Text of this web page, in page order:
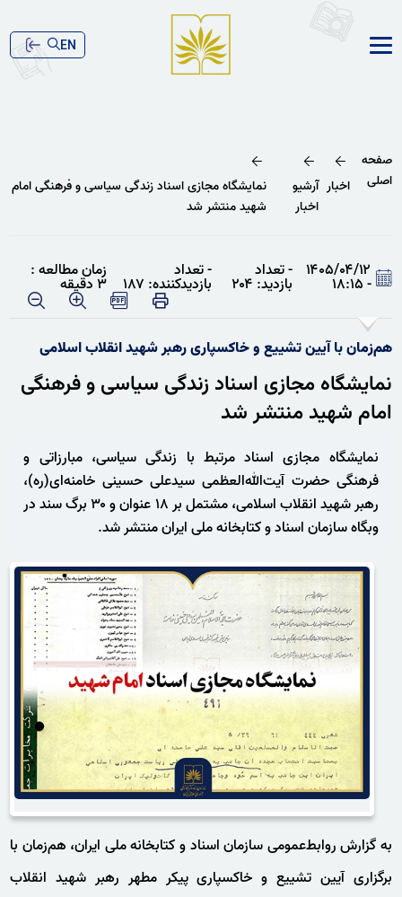
EN
صفحه
اصلی
اخبار آرشیو
اخبار
نمایشگاه مجازی اسناد زندگی سیاسی و فرهنگی امام
شهید منتشر شد
۱۴۰۵/۰۴/۱۲
- ۱۸:۱۵
- تعداد
بازدید: ۲۰۴
- تعداد
بازدیدکننده: ۱۸۷
زمان مطالعه :
۳ دقیقه
هم‌زمان با آیین تشییع و خاکسپاری رهبر شهید انقلاب اسلامی
نمایشگاه مجازی اسناد زندگی سیاسی و فرهنگی
امام شهید منتشر شد
نمایشگاه مجازی اسناد مرتبط با زندگی سیاسی، مبارزاتی و
فرهنگی حضرت آیت‌الله‌العظمی سیدعلی حسینی خامنه‌ای(ره)،
رهبر شهید انقلاب اسلامی، مشتمل بر ۱۸ عنوان و ۳۰ برگ سند در
وبگاه سازمان اسناد و کتابخانه ملی ایران منتشر شد.
به گزارش روابط‌عمومی سازمان اسناد و کتابخانه ملی ایران، هم‌زمان با
برگزاری آیین تشییع و خاکسپاری پیکر مطهر رهبر شهید انقلاب